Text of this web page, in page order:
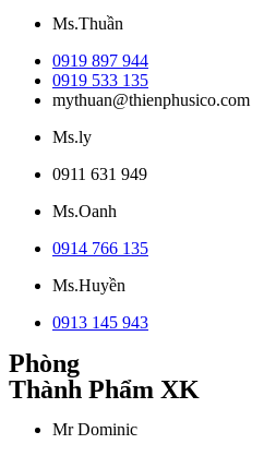
Ms.Thuần
0919 897 944
0919 533 135
mythuan@thienphusico.com
Ms.ly
0911 631 949
Ms.Oanh
0914 766 135
Ms.Huyền
0913 145 943
Phòng
Thành Phẩm XK
Mr Dominic